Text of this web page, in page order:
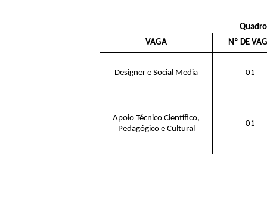
VAGA
Nº DE
Designer e Social Media 01
Apoio Técnico Científico,
Pedagógico e Cultural
01